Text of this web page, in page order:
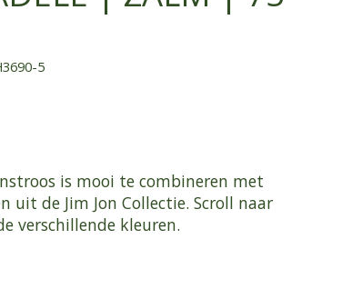
5
is mooi te combineren met
uit de Jim Jon Collectie. Scroll naar
verschillende kleuren.